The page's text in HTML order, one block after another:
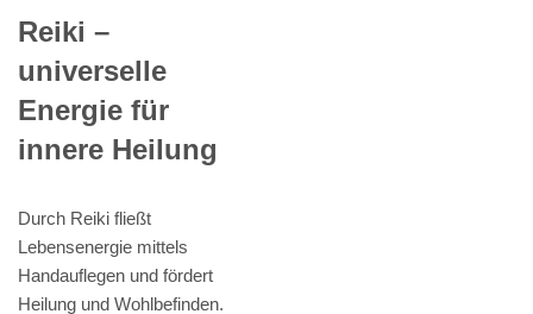
Reiki –
universelle
Energie für
innere Heilung
Durch Reiki fließt
Lebensenergie mittels
Handauflegen und fördert
Heilung und Wohlbefinden.